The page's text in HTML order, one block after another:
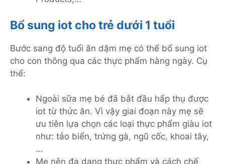
Bổ sung iot cho trẻ dưới 1 tuổi
Bước sang độ tuổi ăn dặm mẹ có thể bổ sung iot
cho con thông qua các thực phẩm hàng ngày. Cụ
thể:
Ngoài sữa mẹ bé đã bắt đầu hấp thụ được
iot từ thức ăn. Vì vậy giai đoạn này mẹ sẽ
ưu tiên lựa chọn các loại thực phẩm giàu iot
như: tảo biển, trứng gà, ngũ cốc, khoai tây,
…
Mẹ nên đa dạng thực phẩm và cách chế